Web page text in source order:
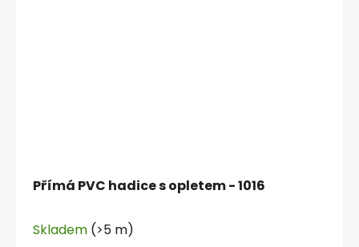
Přímá PVC hadice s opletem - 1016
Skladem (>5 m)